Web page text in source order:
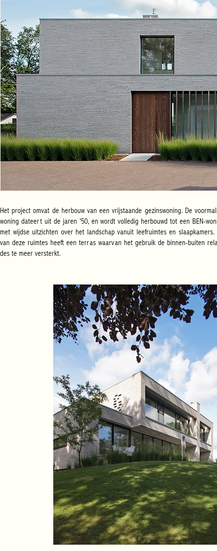
Het project omvat de herbouw van een vrijstaande gezinswoning. De
woning dateert uit de jaren ’50, en wordt volledig herbouwd tot een BEN-
met wijdse uitzichten over het landschap vanuit leefruimtes en slaapkamers.
van deze ruimtes heeft een terras waarvan het gebruik de binnen-buiten
des te meer versterkt.